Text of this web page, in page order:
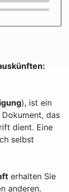
), ist ein
das
dient. Eine
selbst
erhalten Sie
anderen.